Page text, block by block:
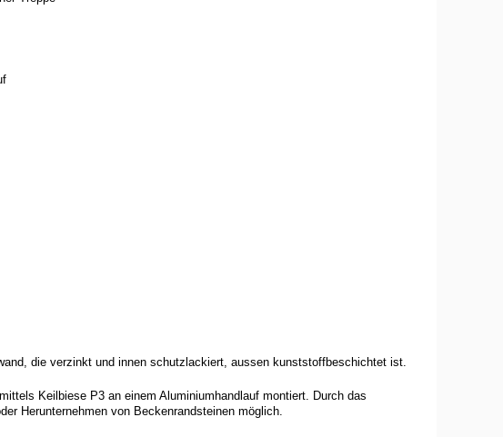
die verzinkt und innen schutzlackiert, aussen kunststoffbeschichtet ist.
Keilbiese P3 an einem Aluminiumhandlauf montiert. Durch das
Herunternehmen von Beckenrandsteinen möglich.